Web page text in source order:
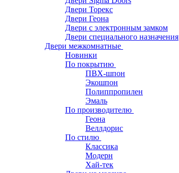
Двери Торекс
Двери Геона
Двери с электронным замком
Двери специального назначения
Двери межкомнатные
Новинки
По покрытию
ПВХ-шпон
Экошпон
Полиппропилен
Эмаль
По производителю
Геона
Веллдорис
По стилю
Классика
Модерн
Хай-тек